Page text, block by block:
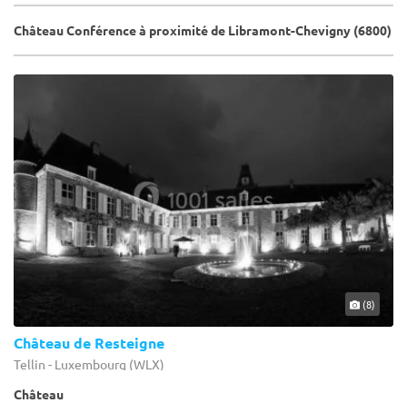
Château Conférence à proximité de Libramont-Chevigny (6800)
(8)
Château de Resteigne
Tellin - Luxembourg (WLX)
Château